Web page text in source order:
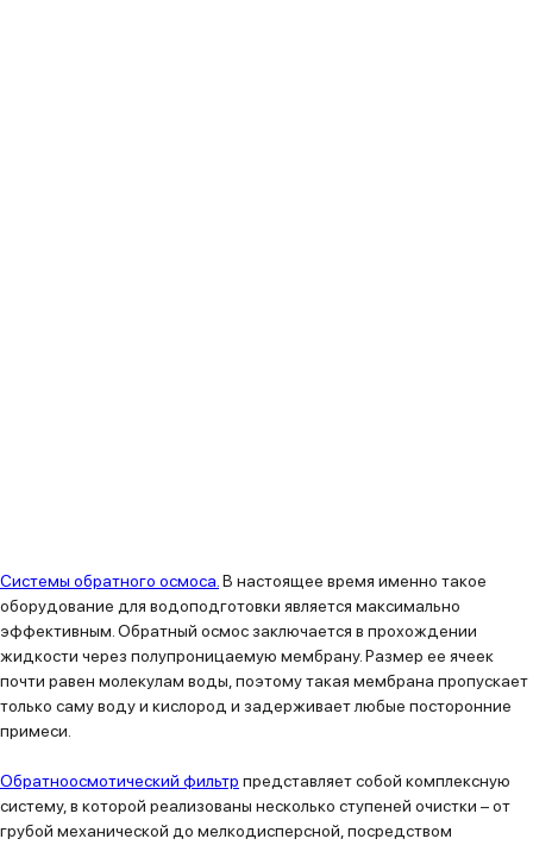
Системы обратного осмоса. В настоящее время именно такое
оборудование для водоподготовки является максимально
эффективным. Обратный осмос заключается в прохождении
жидкости через полупроницаемую мембрану. Размер ее ячеек
почти равен молекулам воды, поэтому такая мембрана пропускает
только саму воду и кислород и задерживает любые посторонние
примеси.
Обратноосмотический фильтр представляет собой комплексную
систему, в которой реализованы несколько ступеней очистки – от
грубой механической до мелкодисперсной, посредством